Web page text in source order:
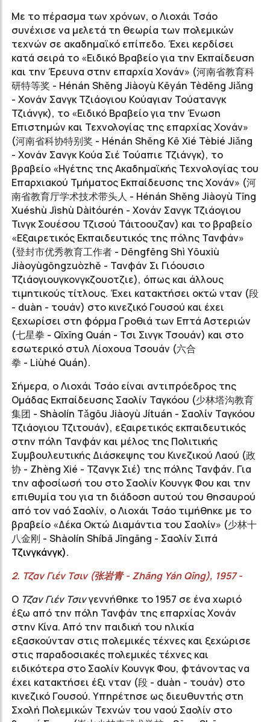
Με το πέρασμα των χρόνων, ο Λιοχάι Τσάο
συνέχισε να μελετά τη θεωρία των πολεμικών
τεχνών σε ακαδημαϊκό επίπεδο. Έχει κερδίσει
κατά σειρά το «Ειδικό Βραβείο για την Εκπαίδευση
και την Έρευνα στην επαρχία Χονάν» (河南省教育科
研特等奖 - Hénán Shěng Jiàoyù Kēyán Tèděng Jiǎng
- Χονάν Σανγκ Τζιάογιου Κούαγιαν Τούατανγκ
Τζιάνγκ), το «Ειδικό Βραβείο για την Ένωση
Επιστημών και Τεχνολογίας της επαρχίας Χoνάν»
(河南省科协特别奖 - Hénán Shěng Kē Xié Tèbié Jiǎng
- Χονάν Σανγκ Κούα Σιέ Τούαπιε Τζιάνγκ), το
βραβείο «Ηγέτης της Ακαδημαϊκής Τεχνολογίας του
Επαρχιακού Τμήματος Εκπαίδευσης της Χoνάν» (河
南省教育厅学术技术带头人 - Hénán Shěng Jiàoyù Tīng
Xuéshù Jìshù Dàitóurén - Χονάν Σανγκ Τζιάογιου
Τινγκ Σουέσου Τζισού Τάιτοουζαν) και το βραβείο
«Εξαιρετικός Εκπαιδευτικός της πόλης Τανφάν»
(登封市优秀教育工作者 - Dēngfēng Shì Yōuxiù
Jiàoyùgōngzuòzhě - Τανφάν Σι Γιόουσιο
Τζιάογιουγκονγκζουοτζιε), όπως και άλλους
τιμητικούς τίτλους. Έχει κατακτήσει οκτώ νταν (段
- duàn - τουάν) στο κινεζικό Γουσού και έχει
ξεχωρίσει στη φόρμα Γροθιά των Επτά Αστεριών
(七星拳 - Qīxīng Quán - Τσι Σινγκ Τσουάν) και στο
εσωτερικό στυλ Λίοχουα Τσουάν (六合
拳 - Liùhé Quán).
Σήμερα, ο Λιοχάι Τσάο είναι αντιπρόεδρος της
Ομάδας Εκπαίδευσης Σαολίν Ταγκόου (少林塔沟教育
集团 - Shàolín Tǎgōu Jiàoyù Jítuán - Σαολίν Ταγκόου
Τζιάογιου Τζιτουάν), εξαιρετικός εκπαιδευτικός
στην πόλη Τανφάν και μέλος της Πολιτικής
Συμβουλευτικής Διάσκεψης του Κινεζικού Λαού (政
协 - Zhèng Xié - Τζανγκ Σιέ) της πόλης Τανφάν. Για
την αφοσίωσή του στο Σαολίν Κουνγκ Φου και την
επιθυμία του για τη διάδοση αυτού του θησαυρού
από τον ναό Σαολίν, ο Λιοχάι Τσάο τιμήθηκε με το
βραβείο «Δέκα Οκτώ Διαμάντια του Σαολίν» (少林十
八金刚 - Shàolín Shíbā Jīngāng - Σαολίν Σιπά
Τζινγκάνγκ).
2. ΤζανΓιέν Τσιν (张岩青- Zhāng Yán Qīng), 1957 -
Ο Τζαν Γιέν Τσινγεννήθηκε το 1957 σε ένα χωριό
έξω από την πόλη Τανφάν της επαρχίας Χονάν
στην Κίνα. Από την παιδική του ηλικία
εξασκούνταν στις πολεμικές τέχνες και ξεχώρισε
στις παραδοσιακές πολεμικές τέχνες και
ειδικότερα στο Σαολίν Κουνγκ Φου, φτάνοντας να
έχει κατακτήσει έξι νταν (段 - duàn - τουάν) στο
κινεζικό Γουσού. Υπηρέτησε ως διευθυντής στη
Σχολή Πολεμικών Τεχνών του ναού Σαολίν στο